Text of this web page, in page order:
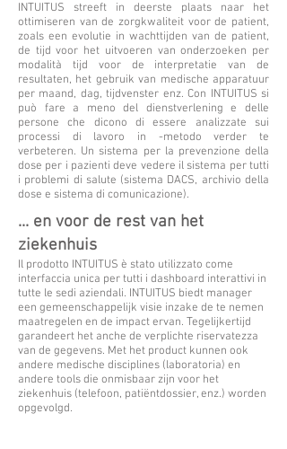
INTUITUS streeft in deerste plaats naar het
ottimiseren van de zorgkwaliteit voor de patient,
zoals een evolutie in wachttijden van de patient,
de tijd voor het uitvoeren van onderzoeken per
modalità tijd voor de interpretatie van de
resultaten, het gebruik van medische apparatuur
per maand, dag, tijdvenster enz. Con INTUITUS si
può fare a meno del dienstverlening e delle
persone che dicono di essere analizzate sui
processi di lavoro in -metodo verder te
verbeteren. Un sistema per la prevenzione della
dose per i pazienti deve vedere il sistema per tutti
i problemi di salute (sistema DACS, archivio della
dose e sistema di comunicazione).
... en voor de rest van het
ziekenhuis
Il prodotto INTUITUS è stato utilizzato come
interfaccia unica per tutti i dashboard interattivi in
tutte le sedi aziendali. INTUITUS biedt manager
een gemeenschappelijk visie inzake de te nemen
maatregelen en de impact ervan. Tegelijkertijd
garandeert het anche de verplichte riservatezza
van de gegevens. Met het product kunnen ook
andere medische disciplines (laboratoria) en
andere tools die onmisbaar zijn voor het
ziekenhuis (telefoon, patiëntdossier, enz.) worden
opgevolgd.